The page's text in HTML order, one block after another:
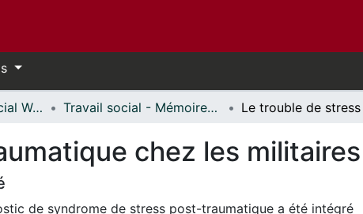
Travail social // Social Work Travail social - Mémoires // Social Work - Research Papers
chez les
de syndrome de stress post-traumatique a été intégré